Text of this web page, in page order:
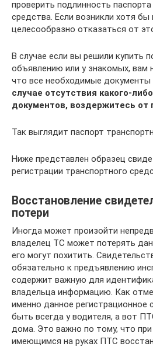
проверить подлинность
средства. Если возникли хотя
целесообразно отказаться от
В случае если вы решили купить
объявлению или у знакомых, вам
что все необходимые документы
случае отсутствия какого-
документов, воздержитесь от
Так выглядит паспорт
Ниже представлен образец
регистрации транспортного
Восстановление
потери
Иногда может произойти
владелец ТС может потерять
его могут похитить.
обязательно к предъявлению
содержит важную для
владельца информацию. Как
именно данное регистрационное
быть всегда у водителя, а вот
дома. Это важно по тому, что
имеющимся на руках ПТС